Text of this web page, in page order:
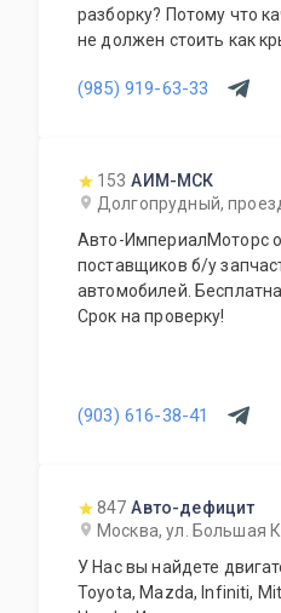
разборку? Потому что
не должен стоить как
отличных доноров с
(985) 919-63-33
153 АИМ-МСК
Долгопрудный,
Авто-ИмпериалМоторс
поставщиков б/у
автомобилей.
Срок на проверку!
(903) 616-38-41
847 Авто-дефицит
Москва, ул. Большая
У Нас вы найдете
Toyota, Mazda, Infiniti,